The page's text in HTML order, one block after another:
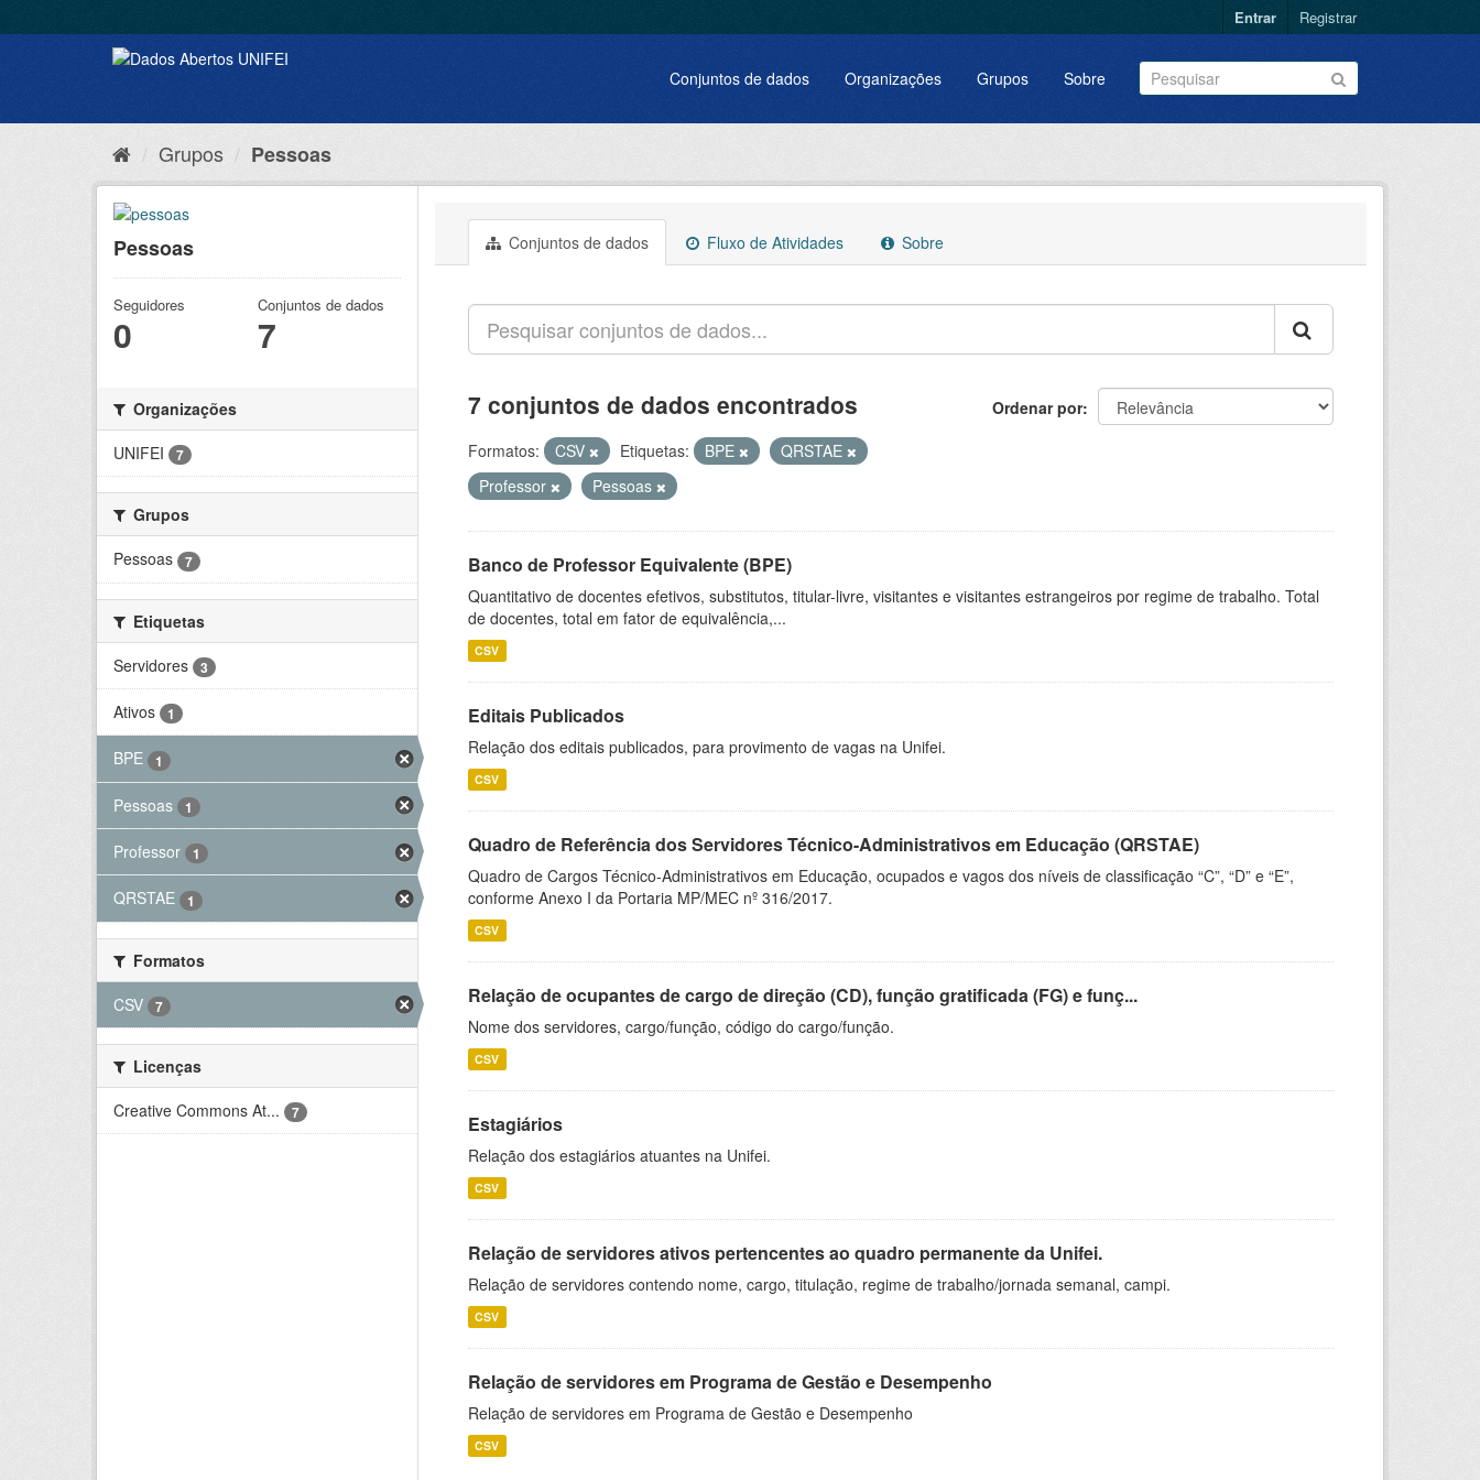
Entrar Registrar
Conjuntos de dados Organizações Grupos Sobre
Grupos Pessoas
Pessoas
Seguidores
0
Conjuntos de dados
7
Organizações
UNIFEI
7
Grupos
Pessoas
7
Etiquetas
Servidores
3
Ativos 1
BPE 1
Pessoas 1
Professor 1
QRSTAE 1
Formatos
CSV
7
Licenças
Creative Commons At...
7
Conjuntos de dados Fluxo de Atividades Sobre
Ordenar por
7 conjuntos de dados encontrados
Formatos: CSV Etiquetas: BPE
QRSTAE
Professor
Pessoas
Banco de Professor Equivalente (BPE)
Quantitativo de docentes efetivos, substitutos, titular-livre, visitantes e visitantes estrangeiros por regime de trabalho. Total
de docentes, total em fator de equivalência,...
CSV
Editais Publicados
Relação dos editais publicados, para provimento de vagas na Unifei.
CSV
Quadro de Referência dos Servidores Técnico-Administrativos em Educação (QRSTAE)
Quadro de Cargos Técnico-Administrativos em Educação, ocupados e vagos dos níveis de classificação “C”, “D” e “E”,
conforme Anexo I da Portaria MP/MEC nº 316/2017.
CSV
Relação de ocupantes de cargo de direção (CD), função gratificada (FG) e funç...
Nome dos servidores, cargo/função, código do cargo/função.
CSV
Estagiários
Relação dos estagiários atuantes na Unifei.
CSV
Relação de servidores ativos pertencentes ao quadro permanente da Unifei.
Relação de servidores contendo nome, cargo, titulação, regime de trabalho/jornada semanal, campi.
CSV
Relação de servidores em Programa de Gestão e Desempenho
Relação de servidores em Programa de Gestão e Desempenho
CSV